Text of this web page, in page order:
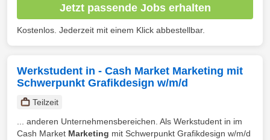
Jetzt passende Jobs erhalten
Kostenlos. Jederzeit mit einem Klick abbestellbar.
Werkstudent in - Cash Market Marketing mit
Schwerpunkt Grafikdesign w/m/d
Teilzeit
... anderen Unternehmensbereichen. Als Werkstudent in im
Cash Market Marketing mit Schwerpunkt Grafikdesign w/m/d